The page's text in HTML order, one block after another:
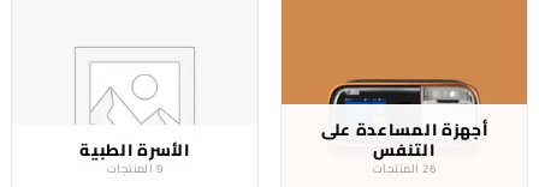
أجهزة المساعدة على
التنفس
26 المنتجات
الأسرة الطبية
9 المنتجات